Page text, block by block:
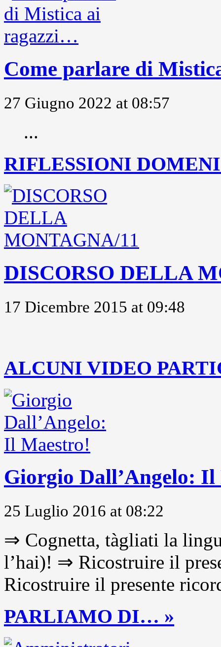
Come parlare di
27 Giugno 2022 at 08:57
...
RIFLESSIONI
DISCORSO DELLA
17 Dicembre 2015 at 09:48
ALCUNI VIDEO
Giorgio Dall’Angelo:
25 Luglio 2016 at 08:22
⇒ Cognetta, tàgliati la
l’hai)! ⇒ Ricostruire il
Ricostruire il presente
PARLIAMO DI… »